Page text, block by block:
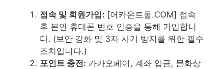
접속 및 회원가입: [어카운트몰.COM] 접속
후 본인 휴대폰 번호 인증을 통해 가입합니
다. (보안 강화 및 3자 사기 방지를 위한 필수
조치입니다.)
포인트 충전: 카카오페이, 계좌 입금, 문화상